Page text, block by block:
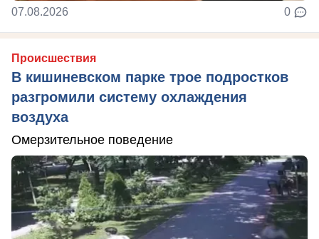
07.08.2026 0
Происшествия
В кишиневском парке трое подростков
разгромили систему охлаждения
воздуха
Омерзительное поведение